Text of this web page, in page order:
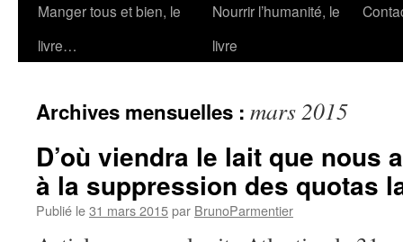
Manger tous et bien, le
livre…
Nourrir l’humanité, le
livre
Archives mensuelles : mars 2015
D’où viendra le lait que nous
à la suppression des quotas
Publié le31 mars 2015par BrunoParmentier